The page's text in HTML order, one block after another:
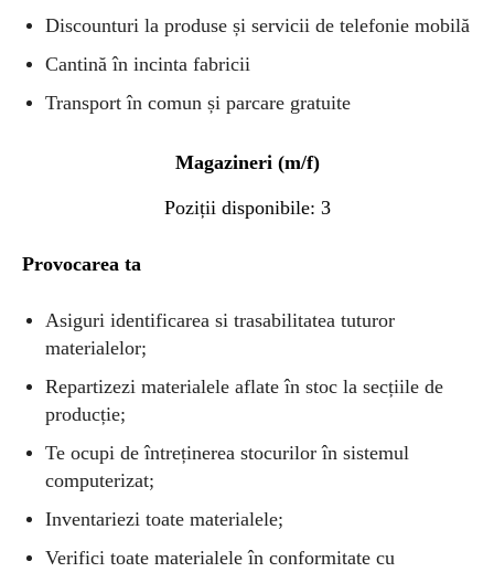
Discounturi la produse și servicii de telefonie mobilă
Cantină în incinta fabricii
Transport în comun și parcare gratuite
Magazineri (m/f)
Poziții disponibile: 3
Provocarea ta
Asiguri identificarea si trasabilitatea tuturor
materialelor;
Repartizezi materialele aflate în stoc la secțiile de
producție;
Te ocupi de întreținerea stocurilor în sistemul
computerizat;
Inventariezi toate materialele;
Verifici toate materialele în conformitate cu